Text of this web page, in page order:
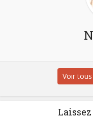
Voir